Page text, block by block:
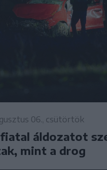
06., csütörtök
áldozatot
mint a drog